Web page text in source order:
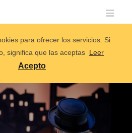
para ofrecer los servicios. Si
significa que las aceptas Leer
Acepto